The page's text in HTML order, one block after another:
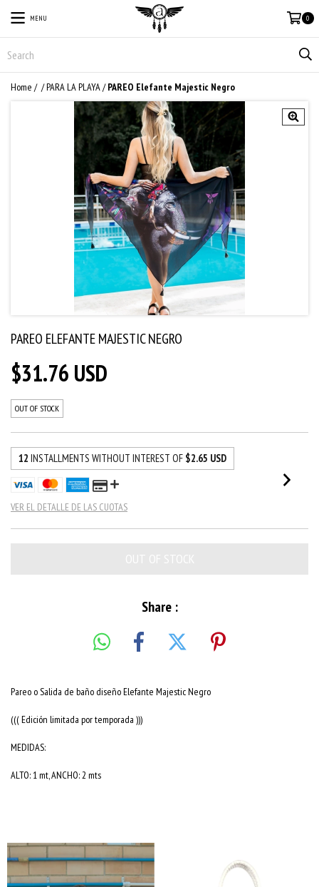
MENU 0
Home / /PARA LA PLAYA/ PAREO Elefante Majestic Negro
PAREO ELEFANTE MAJESTIC NEGRO
$31.76 USD
OUT OF STOCK
12 INSTALLMENTS WITHOUT INTEREST OF $2.65 USD
VER EL DETALLE DE LAS CUOTAS
Share :
Pareo o Salida de baño diseño Elefante Majestic Negro
((( Edición limitada por temporada )))
MEDIDAS:
ALTO: 1 mt, ANCHO: 2 mts